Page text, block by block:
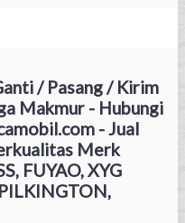
/ Pasang / Kirim
Makmur - Hubungi
- Jual
Merk
FUYAO, XYG